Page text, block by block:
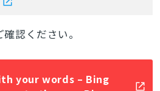
確認ください。
your words – Bing